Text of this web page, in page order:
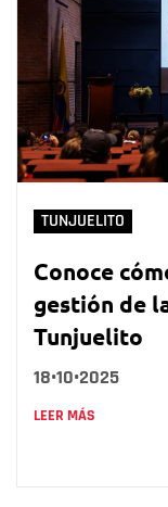
TUNJUELITO
Conoce
gestión de
Tunjuelito
18•10•2025
LEER MÁS